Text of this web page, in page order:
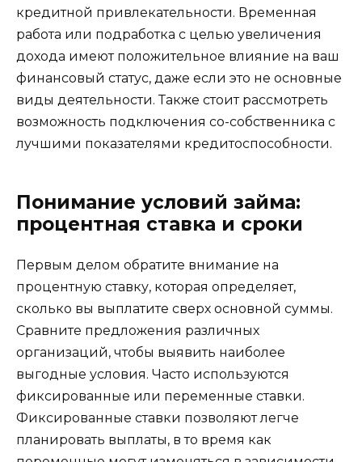
кредитной привлекательности. Временная
работа или подработка с целью увеличения
дохода имеют положительное влияние на ваш
финансовый статус, даже если это не основные
виды деятельности. Также стоит рассмотреть
возможность подключения со-собственника с
лучшими показателями кредитоспособности.
Понимание условий займа:
процентная ставка и сроки
Первым делом обратите внимание на
процентную ставку, которая определяет,
сколько вы выплатите сверх основной суммы.
Сравните предложения различных
организаций, чтобы выявить наиболее
выгодные условия. Часто используются
фиксированные или переменные ставки.
Фиксированные ставки позволяют легче
планировать выплаты, в то время как